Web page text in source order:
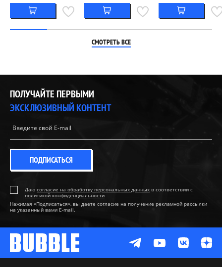
СМОТРЕТЬ ВСЕ
ПОЛУЧАЙТЕ ПЕРВЫМИ
ЭКСКЛЮЗИВНЫЙ КОНТЕНТ
ПОДПИСАТЬСЯ
Даю согласие на обработку персональных данных в соответствии с
политикой конфиденциальности
Нажимая «Подписаться», вы даете согласие на получение рекламной рассылки
на указанный вами E-mail.